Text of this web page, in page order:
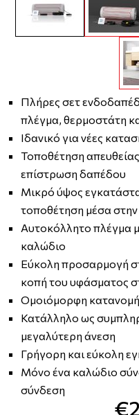
Πλήρες σετ
πλέγμα, θερμοστάτη
Ιδανικό για νέες
Τοποθέτηση
επίστρωση δαπέδου
Μικρό ύψος
τοποθέτηση μέσα
Αυτοκόλλητο πλέγμα
καλώδιο
Εύκολη προσαρμογή
κοπή του υφάσματος
Ομοιόμορφη
Κατάλληλο ως
μεγαλύτερη άνεση
Γρήγορη και εύκολη
Μόνο ένα καλώδιο
σύνδεση